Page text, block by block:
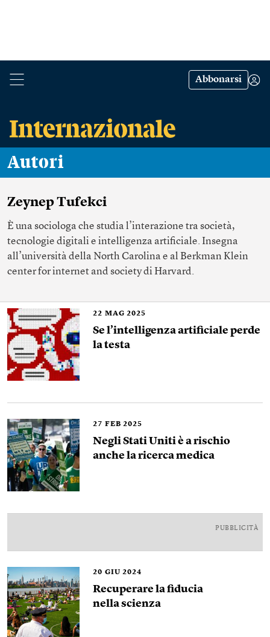
Abbonarsi
Autori
Zeynep Tufekci
È una sociologa che studia l’interazione tra società,
tecnologie digitali e intelligenza artificiale. Insegna
all’università della North Carolina e al Berkman Klein
center for internet and society di Harvard.
22 MAG 2025
Se l’intelligenza artificiale perde
la testa
27 FEB 2025
Negli Stati Uniti è a rischio
anche la ricerca medica
PUBBLICITÀ
20 GIU 2024
Recuperare la fiducia
nella scienza